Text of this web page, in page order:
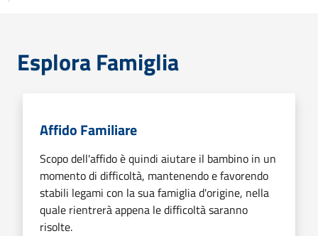
Esplora Famiglia
Affido Familiare
Scopo dell'affido è quindi aiutare il bambino in un
momento di difficoltà, mantenendo e favorendo
stabili legami con la sua famiglia d'origine, nella
quale rientrerà appena le difficoltà saranno
risolte.